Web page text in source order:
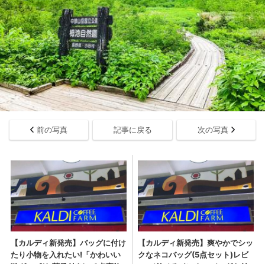
前の写真 記事に戻る 次の写真